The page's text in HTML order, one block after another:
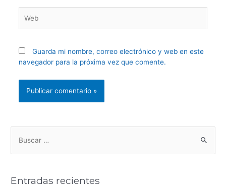
Guarda mi nombre, correo electrónico y web en este
navegador para la próxima vez que comente.
Entradas recientes